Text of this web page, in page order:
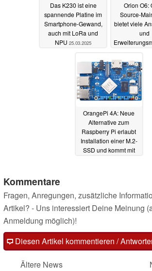
Das K230 ist eine
spannende Platine im
Smartphone-Gewand,
auch mit LoRa und
NPU 25.03.2025
Orion O6:
Source-
bietet viele
und
NPU
OrangePi 4A: Neue
Alternative zum
Raspberry Pi erlaubt
Installation einer M.2-
SSD und kommt mit
Kommentare
Fragen, Anregungen, zusätzliche
Artikel? - Uns interessiert Deine Meinung
Anmeldung möglich)!
Diesen Artikel kommentieren /
Ältere News